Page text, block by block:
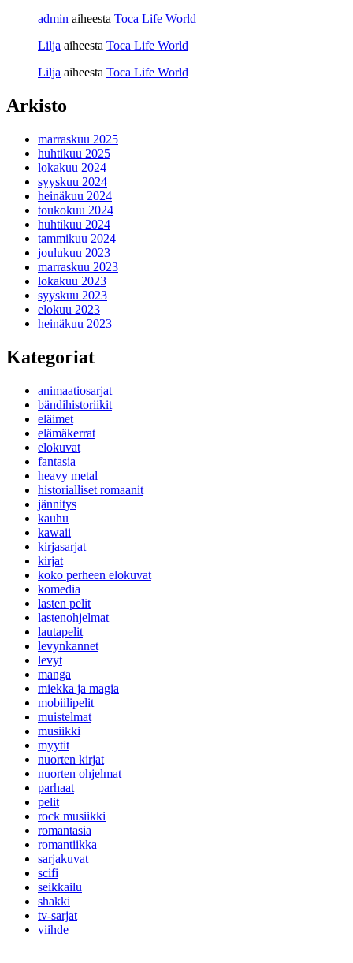
admin aiheesta Toca Life World
Lilja aiheesta Toca Life World
Lilja aiheesta Toca Life World
Arkisto
marraskuu 2025
huhtikuu 2025
lokakuu 2024
syyskuu 2024
heinäkuu 2024
toukokuu 2024
huhtikuu 2024
tammikuu 2024
joulukuu 2023
marraskuu 2023
lokakuu 2023
syyskuu 2023
elokuu 2023
heinäkuu 2023
Kategoriat
animaatiosarjat
bändihistoriikit
eläimet
elämäkerrat
elokuvat
fantasia
heavy metal
historialliset romaanit
jännitys
kauhu
kawaii
kirjasarjat
kirjat
koko perheen elokuvat
komedia
lasten pelit
lastenohjelmat
lautapelit
levynkannet
levyt
manga
miekka ja magia
mobiilipelit
muistelmat
musiikki
myytit
nuorten kirjat
nuorten ohjelmat
parhaat
pelit
rock musiikki
romantasia
romantiikka
sarjakuvat
scifi
seikkailu
shakki
tv-sarjat
viihde